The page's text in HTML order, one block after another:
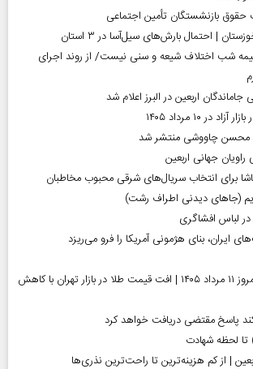
حقوق بازنشستگان تأمین اجتماعی
شب اختلاف شیعه و سنی نیست/ از روند اجرای
اربعین در البرز اعلام شد
۱۰ مرداد ۱۴۰۵
» محسن چاووشی منتشر شد
جهانی اربعین
برای انتخاب سریال‌های شرقی محبوب مخاطبان
(جاهای دیدنی اطراف رشت)
در لباس افشاگری
ایران، بنای هژمونی آمریکا را فرو می‌ریزد
قیمت طلا و سکه امروز ۱۱ مرداد ۱۴۰۵ | افت قیمت طلا در بازار تهران با کاهش
پاسخ مقتضی دریافت خواهد کرد
لحظه شهادت
| از کم هزینه‌ترین تا راحت‌ترین نذری‌ها